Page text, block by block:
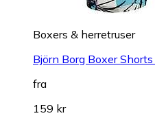
Boxers & herretruser
Björn Borg Boxer
fra
159 kr